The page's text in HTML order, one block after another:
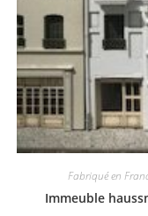
Fabriqué en
Immeuble